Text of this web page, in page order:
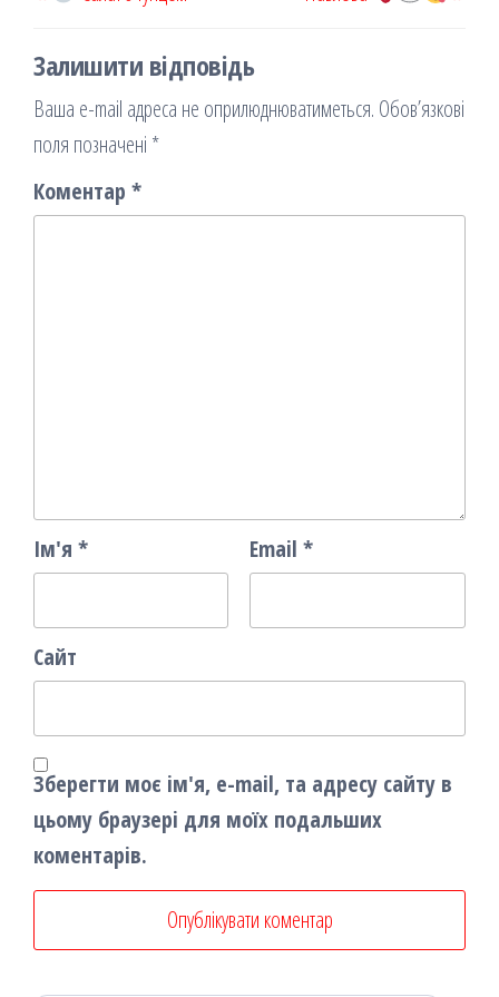
Залишити відповідь
Ваша e-mail адреса не оприлюднюватиметься. Обов’язкові
поля позначені *
Коментар *
Ім'я * Email *
Сайт
Зберегти моє ім'я, e-mail, та адресу сайту в
цьому браузері для моїх подальших
коментарів.